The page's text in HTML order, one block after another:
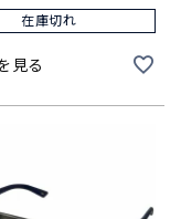
在庫切れ
見る